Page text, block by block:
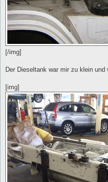
[/img]
Der Dieseltank war mir zu klein
[img]